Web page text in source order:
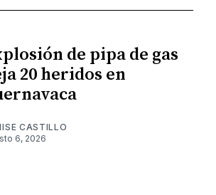
de pipa de gas
20 heridos en
CASTILLO
6, 2026